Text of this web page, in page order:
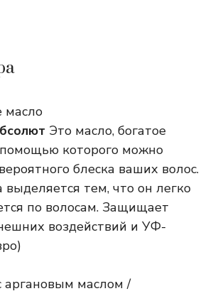
масло
Это масло, богатое
которого можно
блеска ваших волос.
выделяется тем, что он легко
по волосам. Защищает
воздействий и УФ-
аргановым маслом /